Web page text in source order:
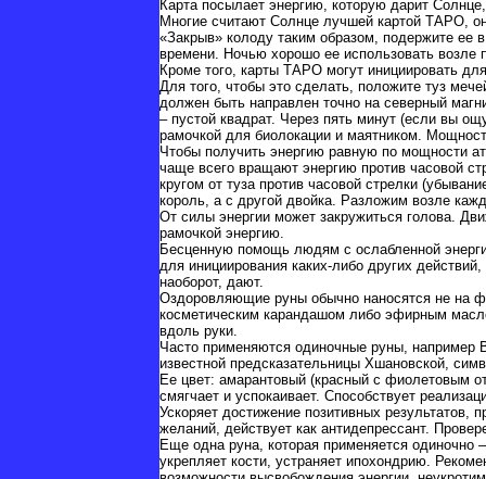
Карта посылает энергию, которую дарит
Многие считают Солнце лучшей картой ТАРО,
«Закрыв» колоду таким образом, подержите ее
времени. Ночью хорошо ее использовать возле
Кроме того, карты ТАРО могут инициировать
Для того, чтобы это сделать, положите туз
должен быть направлен точно на северный
– пустой квадрат. Через пять минут (если вы
рамочкой для биолокации и маятником.
Чтобы получить энергию равную по мощности
чаще всего вращают энергию против часовой
кругом от туза против часовой стрелки
король, а с другой двойка. Разложим возле
От силы энергии может закружиться голова.
рамочкой энергию.
Бесценную помощь людям с ослабленной
для инициирования каких-либо других
наоборот, дают.
Оздоровляющие руны обычно наносятся не на
косметическим карандашом либо эфирным
вдоль руки.
Часто применяются одиночные руны, например
известной предсказательницы Хшановской,
Ее цвет: амарантовый (красный с фиолетовым
смягчает и успокаивает. Способствует
Ускоряет достижение позитивных результатов,
желаний, действует как антидепрессант.
Еще одна руна, которая применяется
укрепляет кости, устраняет ипохондрию.